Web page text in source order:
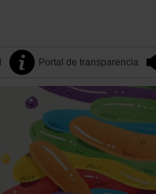
Portal de transparencia